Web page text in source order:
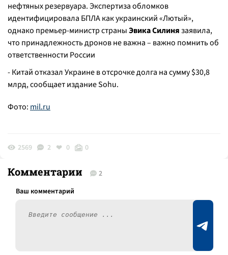
нефтяных резервуара. Экспертиза обломков
идентифицировала БПЛА как украинский «Лютый»,
однако премьер-министр страныЭвика Силинязаявила,
что принадлежность дронов не важна – важно помнить об
ответственности России
- Китай отказал Украине в отсрочке долга на сумму $30,8
млрд, сообщает издание Sohu.
Фото: mil.ru
2569 2 0 0
Комментарии 2